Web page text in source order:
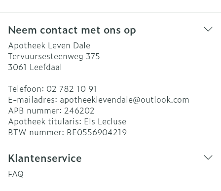
Neem contact met ons op
Apotheek Leven Dale
Tervuursesteenweg 375
3061 Leefdaal
Telefoon: 02 782 10 91
E-mailadres: apotheeklevendale@outlook.com
APB nummer: 246202
Apotheek titularis: Els Lecluse
BTW nummer: BE0556904219
Klantenservice
FAQ